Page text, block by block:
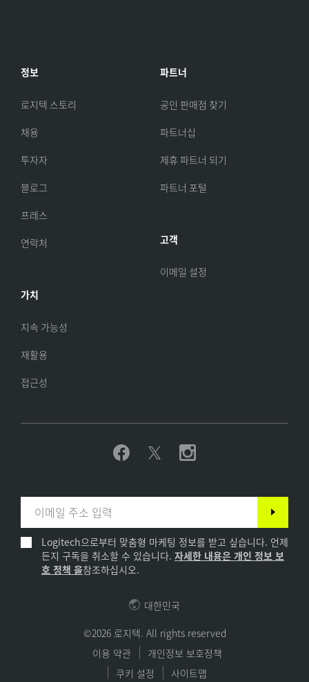
정보
로지텍 스토리
채용
투자자
블로그
프레스
연락처
가치
지속 가능성
재활용
접근성
파트너
공인 판매점 찾기
파트너십
제휴 파트너 되기
파트너 포털
고객
이메일 설정
Logitech으로부터 맞춤형 마케팅 정보를 받고 싶습니다. 언제
든지 구독을 취소할 수 있습니다. 자세한 내용은 개인 정보 보
호 정책 을참조하십시오.
©2026 로지텍. All rights reserved
이용 약관
개인정보 보호정책
쿠키 설정
사이트맵
대한민국